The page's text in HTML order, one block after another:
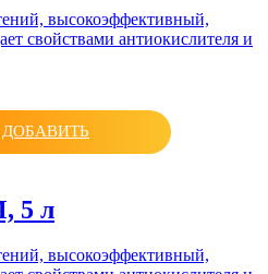
высокоэффективный,
свойствами антиокислителя и
ДОБАВИТЬ
5 л
высокоэффективный,